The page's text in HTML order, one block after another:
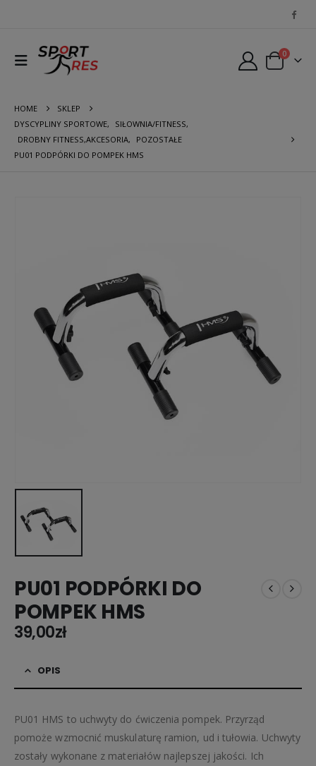
0
HOME
SKLEP
DYSCYPLINY SPORTOWE, SIŁOWNIA/FITNESS,
DROBNY FITNESS,AKCESORIA,
POZOSTAŁE
PU01 PODPÓRKI DO POMPEK HMS
PU01 PODPÓRKI DO
POMPEK HMS
39,00zł
OPIS
PU01 HMS to uchwyty do ćwiczenia pompek. Przyrząd
pomoże wzmocnić muskulaturę ramion, ud i tułowia. Uchwyty
zostały wykonane z materiałów najlepszej jakości. Ich